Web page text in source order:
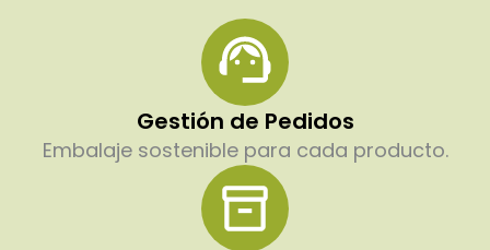
Gestión de Pedidos
Embalaje sostenible para cada producto.